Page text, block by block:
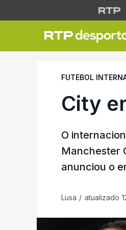
City
FUTEBOL
City
O
Manchester
anunciou o
Lusa / atualizado